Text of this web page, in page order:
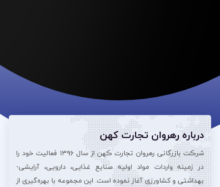
درباره رهروان تجارت کهن
شرڪت بازرگانی رهروان تجارت ڪهن از سال ۱۳۹۶ فعالیت خود را
در زمینه واردات مواد اولیه صنایع غذایی، دارویی، آرایشی‌-
بهداشتی و کشاورزی آغاز نموده است. این مجموعه با بهره‌گیری از